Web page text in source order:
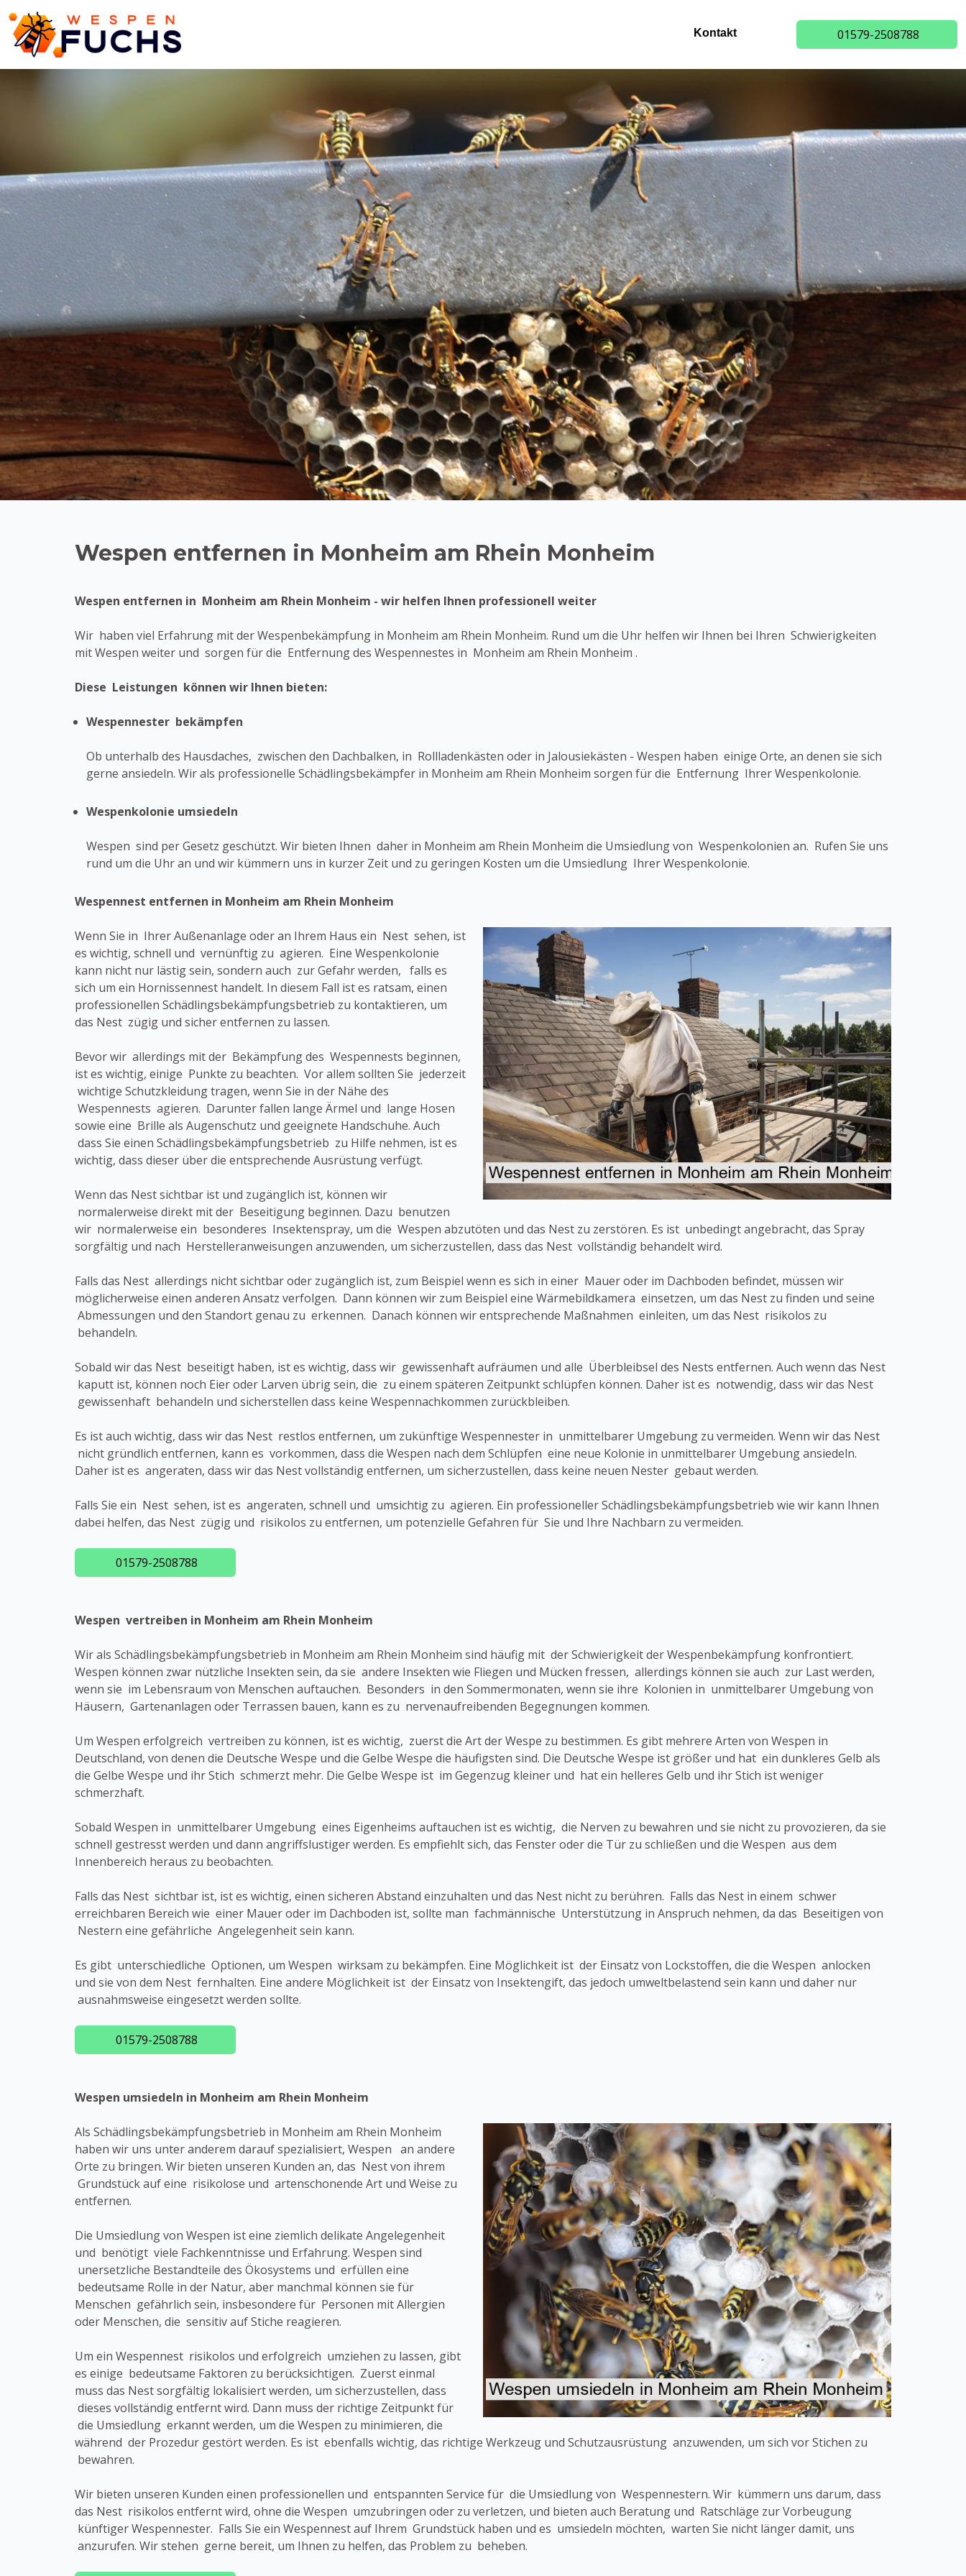
Kontakt 01579-2508788
Wespen entfernen in Monheim am Rhein Monheim
Wespen entfernen in Monheim am Rhein Monheim - wir helfen Ihnen professionell weiter
Wir haben viel Erfahrung mit der Wespenbekämpfung in Monheim am Rhein Monheim. Rund um die Uhr helfen wir Ihnen bei Ihren Schwierigkeiten
mit Wespen weiter und sorgen für die Entfernung des Wespennestes in Monheim am Rhein Monheim .
Diese Leistungen können wir Ihnen bieten:
Wespennester bekämpfen
Ob unterhalb des Hausdaches, zwischen den Dachbalken, in Rollladenkästen oder in Jalousiekästen - Wespen haben einige Orte, an denen sie sich
gerne ansiedeln. Wir als professionelle Schädlingsbekämpfer in Monheim am Rhein Monheim sorgen für die Entfernung Ihrer Wespenkolonie.
Wespenkolonie umsiedeln
Wespen sind per Gesetz geschützt. Wir bieten Ihnen daher in Monheim am Rhein Monheim die Umsiedlung von Wespenkolonien an. Rufen Sie uns
rund um die Uhr an und wir kümmern uns in kurzer Zeit und zu geringen Kosten um die Umsiedlung Ihrer Wespenkolonie.
Wespennest entfernen in Monheim am Rhein Monheim
Wenn Sie in Ihrer Außenanlage oder an Ihrem Haus ein Nest sehen, ist
es wichtig, schnell und vernünftig zu agieren. Eine Wespenkolonie
kann nicht nur lästig sein, sondern auch zur Gefahr werden, falls es
sich um ein Hornissennest handelt. In diesem Fall ist es ratsam, einen
professionellen Schädlingsbekämpfungsbetrieb zu kontaktieren, um
das Nest zügig und sicher entfernen zu lassen.
Bevor wir allerdings mit der Bekämpfung des Wespennests beginnen,
ist es wichtig, einige Punkte zu beachten. Vor allem sollten Sie jederzeit
wichtige Schutzkleidung tragen, wenn Sie in der Nähe des
Wespennests agieren. Darunter fallen lange Ärmel und lange Hosen
sowie eine Brille als Augenschutz und geeignete Handschuhe. Auch
dass Sie einen Schädlingsbekämpfungsbetrieb zu Hilfe nehmen, ist es
wichtig, dass dieser über die entsprechende Ausrüstung verfügt.
Wenn das Nest sichtbar ist und zugänglich ist, können wir
normalerweise direkt mit der Beseitigung beginnen. Dazu benutzen
wir normalerweise ein besonderes Insektenspray, um die Wespen abzutöten und das Nest zu zerstören. Es ist unbedingt angebracht, das Spray
sorgfältig und nach Herstelleranweisungen anzuwenden, um sicherzustellen, dass das Nest vollständig behandelt wird.
Falls das Nest allerdings nicht sichtbar oder zugänglich ist, zum Beispiel wenn es sich in einer Mauer oder im Dachboden befindet, müssen wir
möglicherweise einen anderen Ansatz verfolgen. Dann können wir zum Beispiel eine Wärmebildkamera einsetzen, um das Nest zu finden und seine
Abmessungen und den Standort genau zu erkennen. Danach können wir entsprechende Maßnahmen einleiten, um das Nest risikolos zu
behandeln.
Sobald wir das Nest beseitigt haben, ist es wichtig, dass wir gewissenhaft aufräumen und alle Überbleibsel des Nests entfernen. Auch wenn das Nest
kaputt ist, können noch Eier oder Larven übrig sein, die zu einem späteren Zeitpunkt schlüpfen können. Daher ist es notwendig, dass wir das Nest
gewissenhaft behandeln und sicherstellen dass keine Wespennachkommen zurückbleiben.
Es ist auch wichtig, dass wir das Nest restlos entfernen, um zukünftige Wespennester in unmittelbarer Umgebung zu vermeiden. Wenn wir das Nest
nicht gründlich entfernen, kann es vorkommen, dass die Wespen nach dem Schlüpfen eine neue Kolonie in unmittelbarer Umgebung ansiedeln.
Daher ist es angeraten, dass wir das Nest vollständig entfernen, um sicherzustellen, dass keine neuen Nester gebaut werden.
Falls Sie ein Nest sehen, ist es angeraten, schnell und umsichtig zu agieren. Ein professioneller Schädlingsbekämpfungsbetrieb wie wir kann Ihnen
dabei helfen, das Nest zügig und risikolos zu entfernen, um potenzielle Gefahren für Sie und Ihre Nachbarn zu vermeiden.
01579-2508788
Wespen vertreiben in Monheim am Rhein Monheim
Wir als Schädlingsbekämpfungsbetrieb in Monheim am Rhein Monheim sind häufig mit der Schwierigkeit der Wespenbekämpfung konfrontiert.
Wespen können zwar nützliche Insekten sein, da sie andere Insekten wie Fliegen und Mücken fressen, allerdings können sie auch zur Last werden,
wenn sie im Lebensraum von Menschen auftauchen. Besonders in den Sommermonaten, wenn sie ihre Kolonien in unmittelbarer Umgebung von
Häusern, Gartenanlagen oder Terrassen bauen, kann es zu nervenaufreibenden Begegnungen kommen.
Um Wespen erfolgreich vertreiben zu können, ist es wichtig, zuerst die Art der Wespe zu bestimmen. Es gibt mehrere Arten von Wespen in
Deutschland, von denen die Deutsche Wespe und die Gelbe Wespe die häufigsten sind. Die Deutsche Wespe ist größer und hat ein dunkleres Gelb als
die Gelbe Wespe und ihr Stich schmerzt mehr. Die Gelbe Wespe ist im Gegenzug kleiner und hat ein helleres Gelb und ihr Stich ist weniger
schmerzhaft.
Sobald Wespen in unmittelbarer Umgebung eines Eigenheims auftauchen ist es wichtig, die Nerven zu bewahren und sie nicht zu provozieren, da sie
schnell gestresst werden und dann angriffslustiger werden. Es empfiehlt sich, das Fenster oder die Tür zu schließen und die Wespen aus dem
Innenbereich heraus zu beobachten.
Falls das Nest sichtbar ist, ist es wichtig, einen sicheren Abstand einzuhalten und das Nest nicht zu berühren. Falls das Nest in einem schwer
erreichbaren Bereich wie einer Mauer oder im Dachboden ist, sollte man fachmännische Unterstützung in Anspruch nehmen, da das Beseitigen von
Nestern eine gefährliche Angelegenheit sein kann.
Es gibt unterschiedliche Optionen, um Wespen wirksam zu bekämpfen. Eine Möglichkeit ist der Einsatz von Lockstoffen, die die Wespen anlocken
und sie von dem Nest fernhalten. Eine andere Möglichkeit ist der Einsatz von Insektengift, das jedoch umweltbelastend sein kann und daher nur
ausnahmsweise eingesetzt werden sollte.
01579-2508788
Wespen umsiedeln in Monheim am Rhein Monheim
Als Schädlingsbekämpfungsbetrieb in Monheim am Rhein Monheim
haben wir uns unter anderem darauf spezialisiert, Wespen an andere
Orte zu bringen. Wir bieten unseren Kunden an, das Nest von ihrem
Grundstück auf eine risikolose und artenschonende Art und Weise zu
entfernen.
Die Umsiedlung von Wespen ist eine ziemlich delikate Angelegenheit
und benötigt viele Fachkenntnisse und Erfahrung. Wespen sind
unersetzliche Bestandteile des Ökosystems und erfüllen eine
bedeutsame Rolle in der Natur, aber manchmal können sie für
Menschen gefährlich sein, insbesondere für Personen mit Allergien
oder Menschen, die sensitiv auf Stiche reagieren.
Um ein Wespennest risikolos und erfolgreich umziehen zu lassen, gibt
es einige bedeutsame Faktoren zu berücksichtigen. Zuerst einmal
muss das Nest sorgfältig lokalisiert werden, um sicherzustellen, dass
dieses vollständig entfernt wird. Dann muss der richtige Zeitpunkt für
die Umsiedlung erkannt werden, um die Wespen zu minimieren, die
während der Prozedur gestört werden. Es ist ebenfalls wichtig, das richtige Werkzeug und Schutzausrüstung anzuwenden, um sich vor Stichen zu
bewahren.
Wir bieten unseren Kunden einen professionellen und entspannten Service für die Umsiedlung von Wespennestern. Wir kümmern uns darum, dass
das Nest risikolos entfernt wird, ohne die Wespen umzubringen oder zu verletzen, und bieten auch Beratung und Ratschläge zur Vorbeugung
künftiger Wespennester. Falls Sie ein Wespennest auf Ihrem Grundstück haben und es umsiedeln möchten, warten Sie nicht länger damit, uns
anzurufen. Wir stehen gerne bereit, um Ihnen zu helfen, das Problem zu beheben.